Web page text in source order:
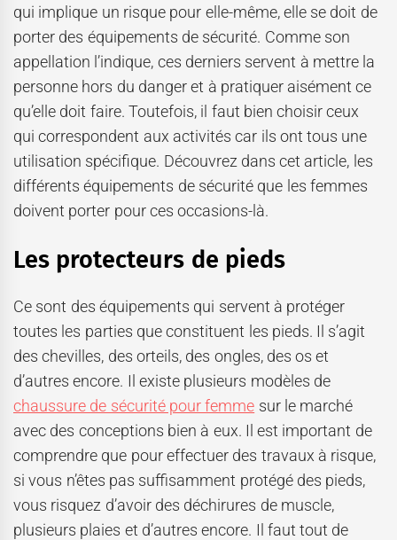
qui implique un risque pour elle-même, elle se doit de
porter des équipements de sécurité. Comme son
appellation l’indique, ces derniers servent à mettre la
personne hors du danger et à pratiquer aisément ce
qu’elle doit faire. Toutefois, il faut bien choisir ceux
qui correspondent aux activités car ils ont tous une
utilisation spécifique. Découvrez dans cet article, les
différents équipements de sécurité que les femmes
doivent porter pour ces occasions-là.
Les protecteurs de pieds
Ce sont des équipements qui servent à protéger
toutes les parties que constituent les pieds. Il s’agit
des chevilles, des orteils, des ongles, des os et
d’autres encore. Il existe plusieurs modèles de
chaussure de sécurité pour femme sur le marché
avec des conceptions bien à eux. Il est important de
comprendre que pour effectuer des travaux à risque,
si vous n’êtes pas suffisamment protégé des pieds,
vous risquez d’avoir des déchirures de muscle,
plusieurs plaies et d’autres encore. Il faut tout de